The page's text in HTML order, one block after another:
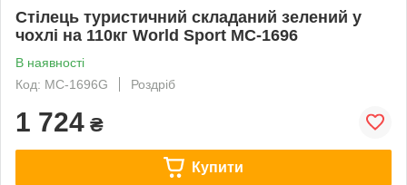
Стілець туристичний складаний зелений у
чохлі на 110кг World Sport MC-1696
В наявності
Код: MC-1696G
Роздріб
1 724 ₴
Купити